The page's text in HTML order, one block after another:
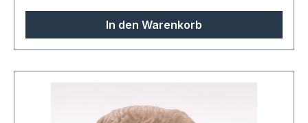
In den Warenkorb